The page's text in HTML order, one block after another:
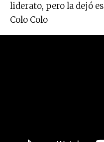
liderato, pero la dejó
Colo Colo